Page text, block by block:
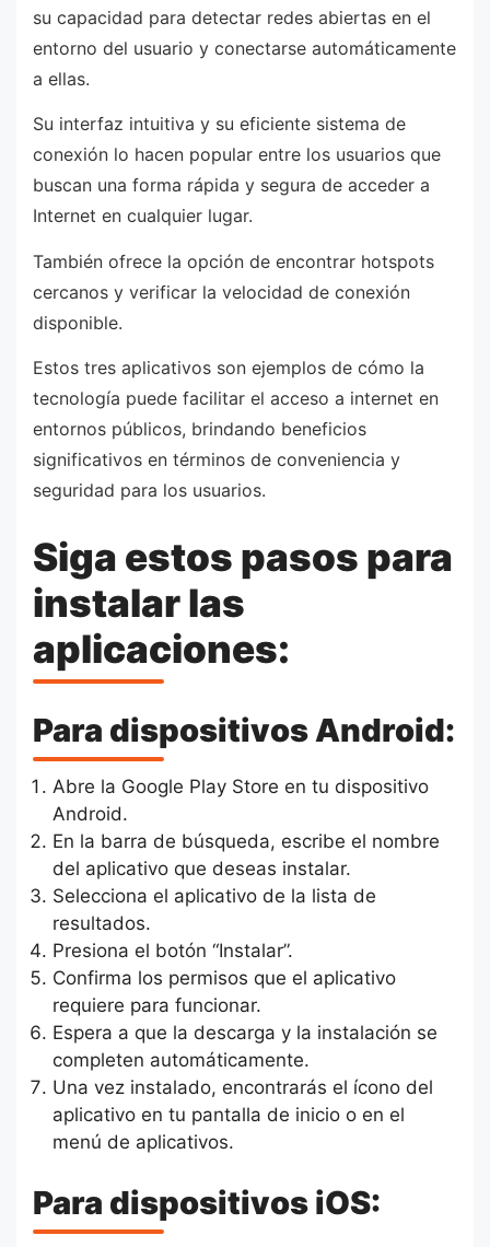
su capacidad para detectar redes abiertas en el
entorno del usuario y conectarse automáticamente
a ellas.
Su interfaz intuitiva y su eficiente sistema de
conexión lo hacen popular entre los usuarios que
buscan una forma rápida y segura de acceder a
Internet en cualquier lugar.
También ofrece la opción de encontrar hotspots
cercanos y verificar la velocidad de conexión
disponible.
Estos tres aplicativos son ejemplos de cómo la
tecnología puede facilitar el acceso a internet en
entornos públicos, brindando beneficios
significativos en términos de conveniencia y
seguridad para los usuarios.
Siga estos pasos para
instalar las
aplicaciones:
Para dispositivos Android:
Abre la Google Play Store en tu dispositivo
Android.
En la barra de búsqueda, escribe el nombre
del aplicativo que deseas instalar.
Selecciona el aplicativo de la lista de
resultados.
Presiona el botón “Instalar”.
Confirma los permisos que el aplicativo
requiere para funcionar.
Espera a que la descarga y la instalación se
completen automáticamente.
Una vez instalado, encontrarás el ícono del
aplicativo en tu pantalla de inicio o en el
menú de aplicativos.
Para dispositivos iOS: